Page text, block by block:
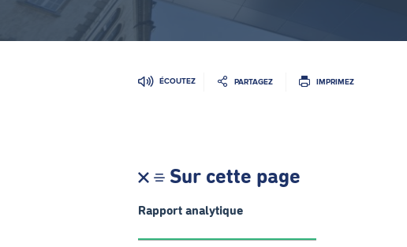
ÉCOUTEZ PARTAGEZ IMPRIMEZ
Sur cette page
Rapport analytique